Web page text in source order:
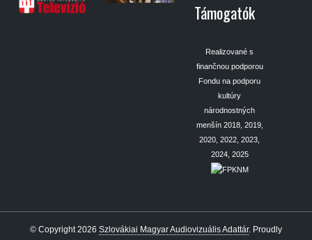
Támogatók
Realizované s
finančnou podporou
Fondu na podporu
kultúry
národnostných
menšín 2018, 2019,
2020, 2022, 2023,
2024, 2025
© Copyright 2026 Szlovákiai Magyar Audiovizuális Adattár. Proudly